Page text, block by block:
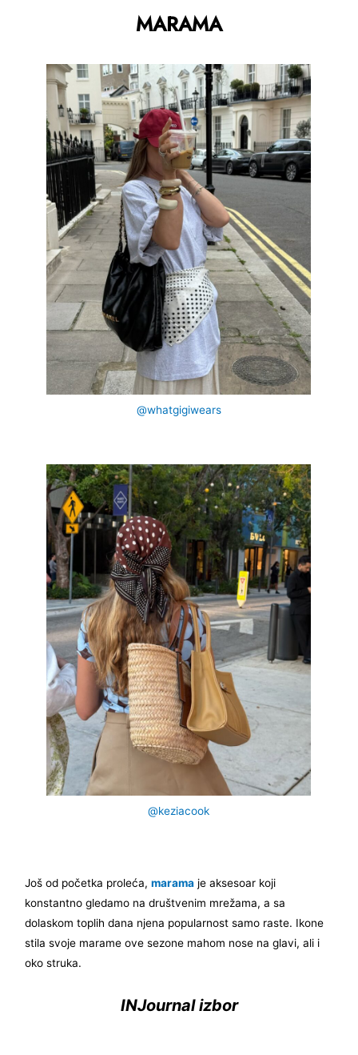
MARAMA
@whatgigiwears
@keziacook
Još od početka proleća,marama je aksesoar koji
konstantno gledamo na društvenim mrežama, a sa
dolaskom toplih dana njena popularnost samo raste. Ikone
stila svoje marame ove sezone mahom nose na glavi, ali i
oko struka.
INJournal izbor